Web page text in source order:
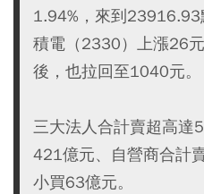
1.94%，來到
積電（2330）上漲26
後，也拉回至1040元。
三大法人合計賣超高達
421億元、自營商合計
小買63億元。